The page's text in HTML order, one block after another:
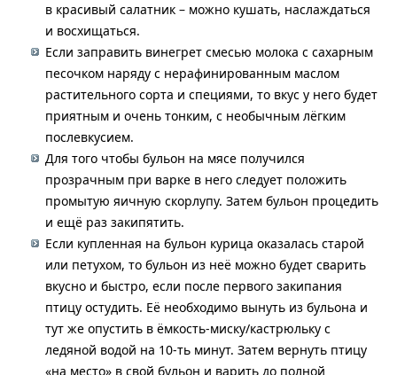
в красивый салатник – можно кушать, наслаждаться
и восхищаться.
Если заправить винегрет смесью молока с сахарным
песочком наряду с нерафинированным маслом
растительного сорта и специями, то вкус у него будет
приятным и очень тонким, с необычным лёгким
послевкусием.
Для того чтобы бульон на мясе получился
прозрачным при варке в него следует положить
промытую яичную скорлупу. Затем бульон процедить
и ещё раз закипятить.
Если купленная на бульон курица оказалась старой
или петухом, то бульон из неё можно будет сварить
вкусно и быстро, если после первого закипания
птицу остудить. Её необходимо вынуть из бульона и
тут же опустить в ёмкость-миску/кастрюльку с
ледяной водой на 10-ть минут. Затем вернуть птицу
«на место» в свой бульон и варить до полной